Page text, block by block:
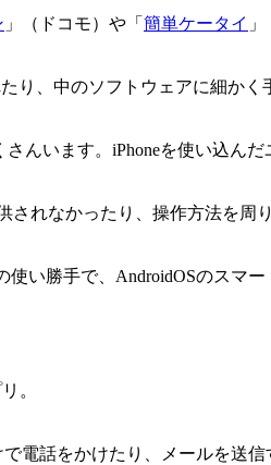
」（ドコモ）や「 簡単ケータイ
り、中のソフトウェアに細かく
んいます。iPhoneを使い込ん
れなかったり、操作方法を周
い勝手で、AndroidOSのスマ
。
電話をかけたり、メールを送信